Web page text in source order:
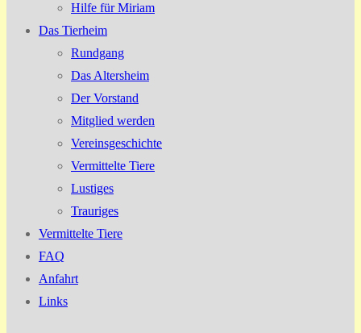
Hilfe für Miriam
Das Tierheim
Rundgang
Das Altersheim
Der Vorstand
Mitglied werden
Vereinsgeschichte
Vermittelte Tiere
Lustiges
Trauriges
Vermittelte Tiere
FAQ
Anfahrt
Links